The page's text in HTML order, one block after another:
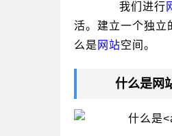
我们进行
活。建立一个独立
么是 网站空间。
什么是网